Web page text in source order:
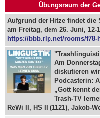
Übungsraum der
Aufgrund der Hitze findet die
am Freitag, dem 26. Juni, 12-
https://bbb.rlp.net/rooms/f78-
Am
diskutieren
Podcasterin:
„Gott kennt
Trash-TV
ReWi II, HS II (1121), Jakob-